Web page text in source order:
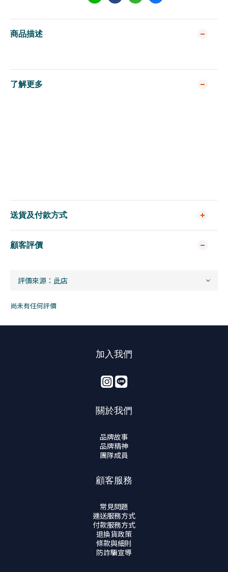
商品描述
了解更多
送貨及付款方式
顧客評價
尚未有任何評價
加入我們
關於我們
品牌故事
品牌精神
團隊成員
顧客服務
常見問題
運送服務方式
付款服務方式
退換貨政策
條款與細則
防詐騙宣導